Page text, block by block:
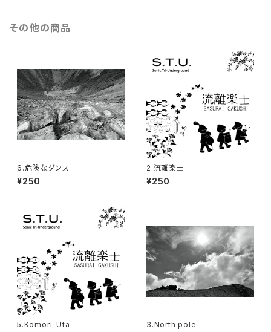
その他の商品
6.危険なダンス
¥250
2.流離楽士
¥250
5.Komori-Uta 3.North pole